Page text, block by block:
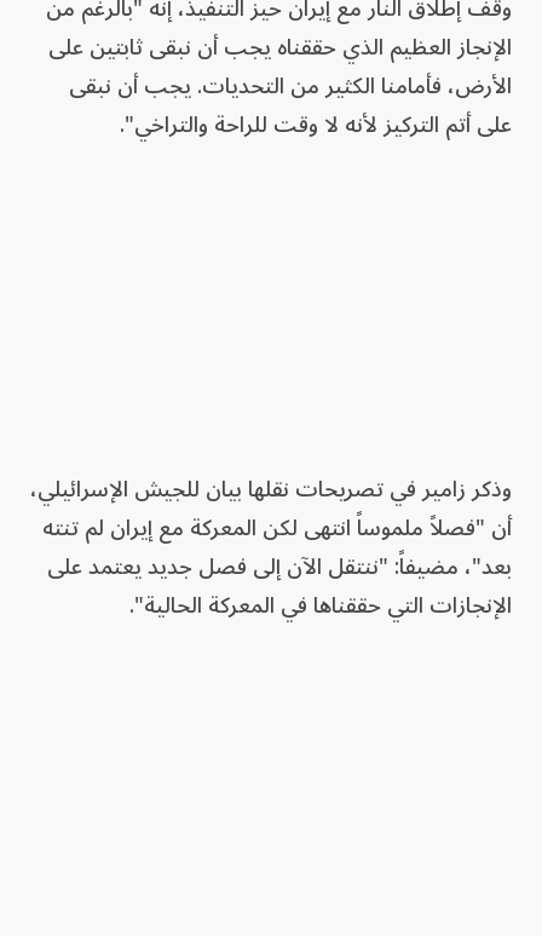
الإنجاز العظيم الذي حققناه يجب أن نبقى ثابتين على
الأرض، فأمامنا الكثير من التحديات. يجب أن نبقى
على أتم التركيز لأنه لا وقت للراحة والتراخي".
وذكر زامير في تصريحات نقلها بيان للجيش الإسرائيلي،
أن "فصلاً ملموساً انتهى لكن المعركة مع إيران لم تنته
بعد"، مضيفاً: "ننتقل الآن إلى فصل جديد يعتمد على
الإنجازات التي حققناها في المعركة الحالية".